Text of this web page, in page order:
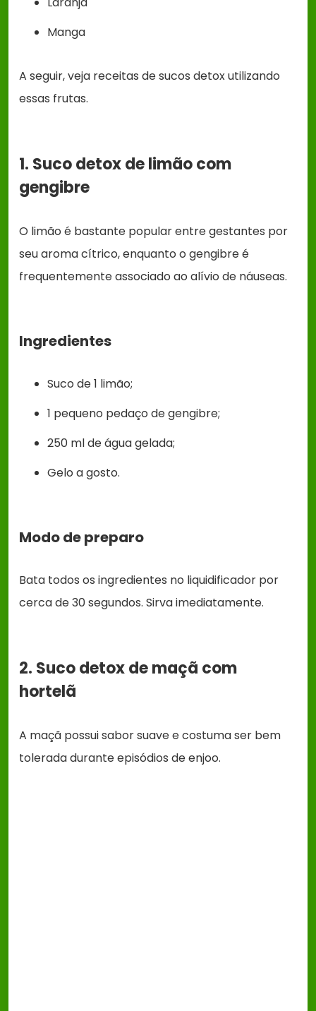
Manga
A seguir, veja receitas de sucos detox utilizando
essas frutas.
1. Suco detox de limão com
gengibre
O limão é bastante popular entre gestantes por
seu aroma cítrico, enquanto o gengibre é
frequentemente associado ao alívio de náuseas.
Ingredientes
Suco de 1 limão;
1 pequeno pedaço de gengibre;
250 ml de água gelada;
Gelo a gosto.
Modo de preparo
Bata todos os ingredientes no liquidificador por
cerca de 30 segundos. Sirva imediatamente.
2. Suco detox de maçã com
hortelã
A maçã possui sabor suave e costuma ser bem
tolerada durante episódios de enjoo.